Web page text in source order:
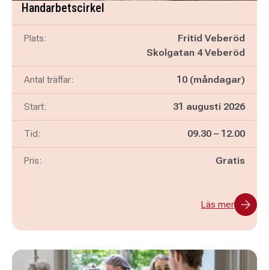
Handarbetscirkel
Plats:
Fritid Veberöd
Skolgatan 4 Veberöd
Antal träffar: 10 (måndagar)
Start: 31 augusti 2026
Tid: Pågår mellan
09.30 – och
12.00
Pris: Gratis
Läs mer